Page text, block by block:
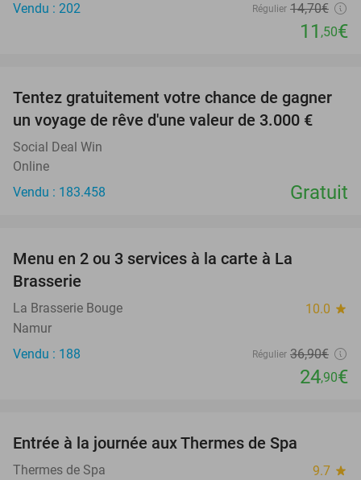
Vendu : 202
Régulier 14,70€
11 ,50€
Tentez gratuitement votre chance de gagner
un voyage de rêve d'une valeur de 3.000 €
Social Deal Win
Online
Vendu : 183.458
Gratuit
Menu en 2 ou 3 services à la carte à La
Brasserie
La Brasserie Bouge 10.0 star
Namur
Vendu : 188
Régulier 36,90€
24,90€
Entrée à la journée aux Thermes de Spa
Thermes de Spa 9.7 star